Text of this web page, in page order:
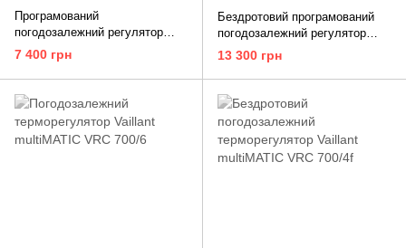
Програмований
погодозалежний регулятор
Vaillant sensoHOME VRT 380
7 400 грн
Бездротовий програмований
погодозалежний регулятор
Vaillant sensoHOME VRT 380f
13 300 грн